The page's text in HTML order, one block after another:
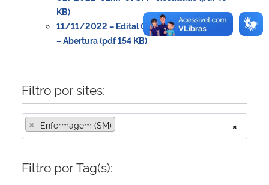
KB)
11/11/2022 – Edital 02/2022-CEnf/UFSM
– Abertura (pdf 154 KB)
Filtro por sites:
×
× Enfermagem (SM)
Filtro por Tag(s):